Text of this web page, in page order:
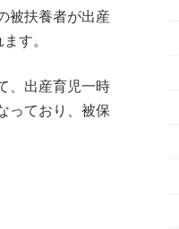
被扶養者が出産
す。
、出産育児一時
っており、被保